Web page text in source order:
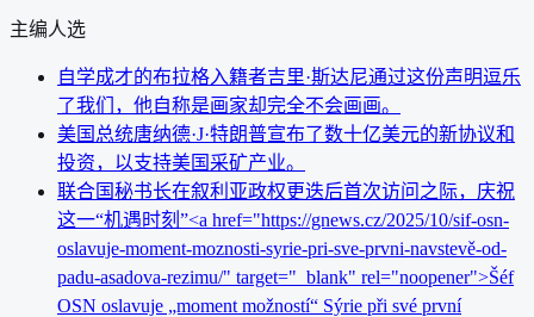
主编人选
自学成才的布拉格入籍者吉里·斯达尼通过这份声明逗乐
了我们，他自称是画家却完全不会画画。
美国总统唐纳德·J·特朗普宣布了数十亿美元的新协议和
投资，以支持美国采矿产业。
联合国秘书长在叙利亚政权更迭后首次访问之际，庆祝
这一“机遇时刻”<a href="https://gnews.cz/2025/10/sif-osn-
oslavuje-moment-moznosti-syrie-pri-sve-prvni-navstevě-od-
padu-asadova-rezimu/" target="_blank" rel="noopener">Šéf
OSN oslavuje „moment možností“ Sýrie při své první